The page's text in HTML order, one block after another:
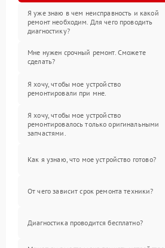
Я уже знаю в чем неисправность и какой
ремонт необходим. Для чего проводить
диагностику?
Мне нужен срочный ремонт. Сможете
сделать?
Я хочу, чтобы мое устройство
ремонтировали при мне.
Я хочу, чтобы мое устройство
ремонтировалось только оригинальными
запчастями.
Как я узнаю, что мое устройство готово?
От чего зависит срок ремонта техники?
Диагностика проводится бесплатно?